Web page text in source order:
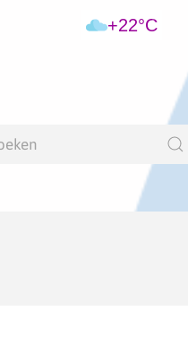
+22°C